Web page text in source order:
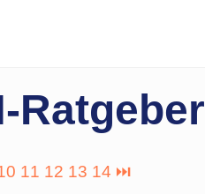
Ratgeber
11 12 13 14 ⏭